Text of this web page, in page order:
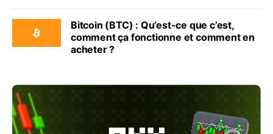
Bitcoin (BTC) : Qu’est-ce que c’est,
comment ça fonctionne et comment en
acheter ?